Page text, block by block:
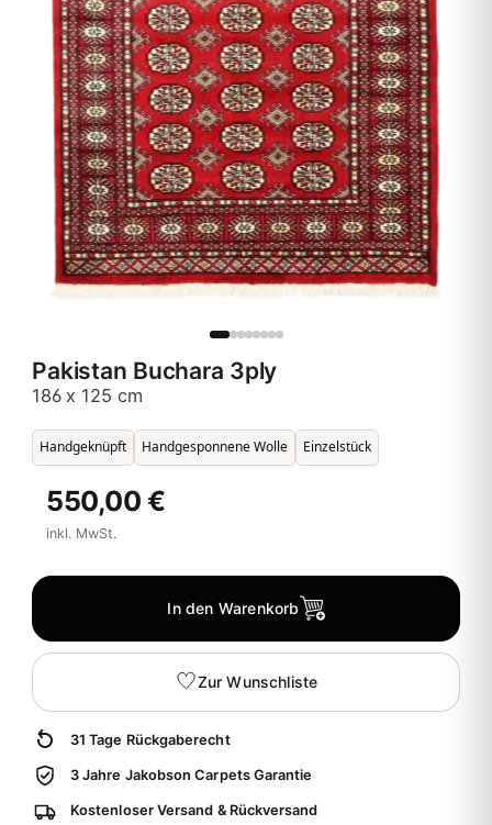
Pakistan Buchara 3ply
186 x 125 cm
Handgeknüpft Handgesponnene Wolle Einzelstück
550,00 €
inkl. MwSt.
In den Warenkorb
Zur Wunschliste
31 Tage Rückgaberecht
3 Jahre Jakobson Carpets Garantie
Kostenloser Versand & Rückversand